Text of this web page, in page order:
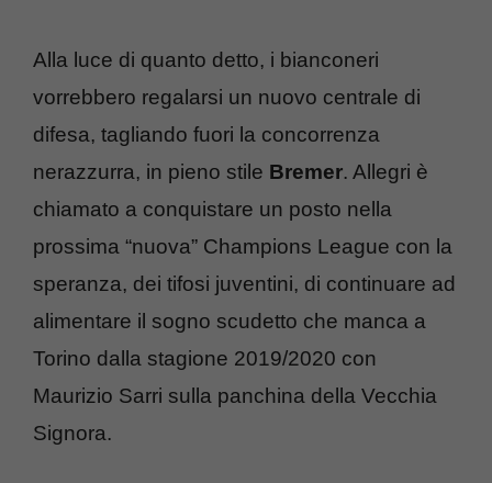
Alla luce di quanto detto, i bianconeri
vorrebbero regalarsi un nuovo centrale di
difesa, tagliando fuori la concorrenza
nerazzurra, in pieno stile Bremer. Allegri è
chiamato a conquistare un posto nella
prossima “nuova” Champions League con la
speranza, dei tifosi juventini, di continuare ad
alimentare il sogno scudetto che manca a
Torino dalla stagione 2019/2020 con
Maurizio Sarri sulla panchina della Vecchia
Signora.